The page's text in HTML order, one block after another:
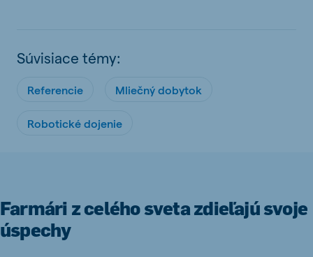
Súvisiace témy:
Referencie Mliečný dobytok
Robotické dojenie
Farmári z celého sveta zdieľajú svoje
úspechy